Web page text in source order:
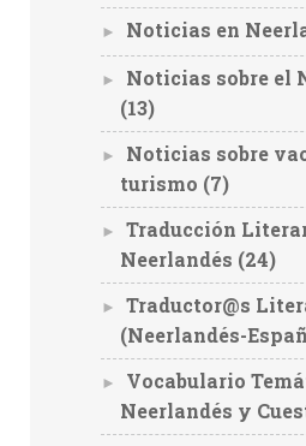
► Noticias en
►
Noticias sobre el
(13)
►
Noticias sobre
turismo (7)
►
Traducción
Neerlandés (24)
►
Traductor@s
(Neerlandés-
►
Vocabulario
Neerlandés y